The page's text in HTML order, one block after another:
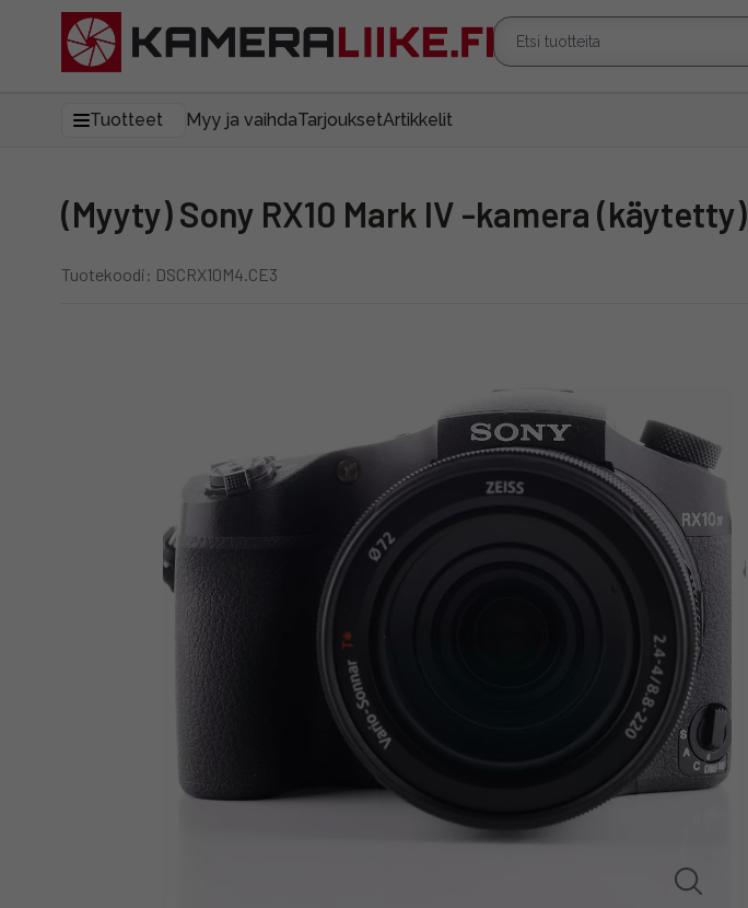
Tuotteet Myy ja vaihdaTarjouksetArtikkelit
(Myyty) Sony RX10 Mark IV -kamera (käytetty)
Tuotekoodi: DSCRX10M4.CE3